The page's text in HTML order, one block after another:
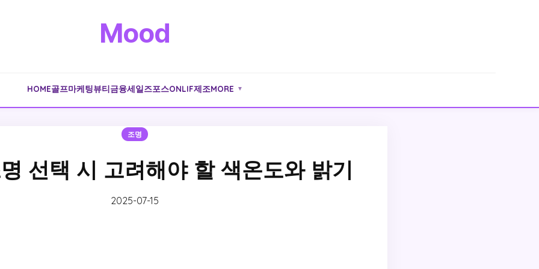
Mood
HOME골프마케팅뷰티금융세일즈포스ONLIF제조MORE ▼
조명
선택 시 고려해야 할 색온도와 밝기
2025-07-15